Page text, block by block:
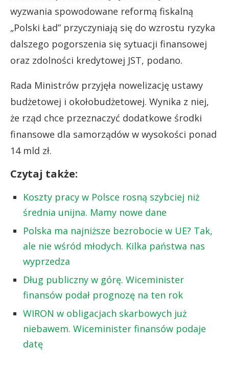
wyzwania spowodowane reformą fiskalną
„Polski Ład” przyczyniają się do wzrostu ryzyka
dalszego pogorszenia się sytuacji finansowej
oraz zdolności kredytowej JST, podano.
Rada Ministrów przyjęła nowelizację ustawy
budżetowej i okołobudżetowej. Wynika z niej,
że rząd chce przeznaczyć dodatkowe środki
finansowe dla samorządów w wysokości ponad
14 mld zł.
Czytaj także:
Koszty pracy w Polsce rosną szybciej niż
średnia unijna. Mamy nowe dane
Polska ma najniższe bezrobocie w UE? Tak,
ale nie wśród młodych. Kilka państwa nas
wyprzedza
Dług publiczny w górę. Wiceminister
finansów podał prognozę na ten rok
WIRON w obligacjach skarbowych już
niebawem. Wiceminister finansów podaje
datę